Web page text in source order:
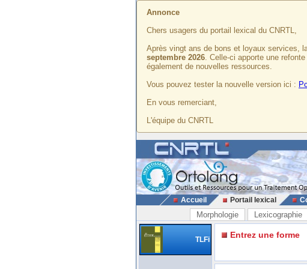
Annonce
Chers usagers du portail lexical du CNRTL,
Après vingt ans de bons et loyaux services,
septembre 2026. Celle-ci apporte une
également de nouvelles ressources.
Vous pouvez tester la nouvelle version ici :
En vous remerciant,
L'équipe du CNRTL
Accueil Portail lexical
Morphologie Lexicographie
TLFi Entrez une forme